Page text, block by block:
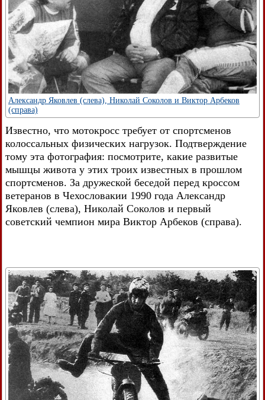
Александр Яковлев (слева), Николай Соколов и Виктор Арбеков
(справа)
Известно, что мотокросс требует от спортсменов
колоссальных физических нагрузок. Подтверждение
тому эта фотография: посмотрите, какие развитые
мышцы живота у этих троих известных в прошлом
спортсменов. За дружеской беседой перед кроссом
ветеранов в Чехословакии 1990 года Александр
Яковлев (слева), Николай Соколов и первый
советский чемпион мира Виктор Арбеков (справа).